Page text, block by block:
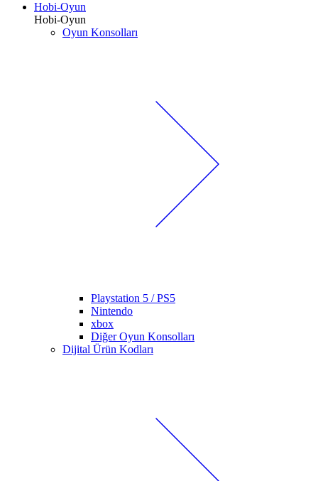
Hobi-Oyun
Hobi-Oyun
Oyun Konsolları
Playstation 5 / PS5
Nintendo
xbox
Diğer Oyun Konsolları
Dijital Ürün Kodları